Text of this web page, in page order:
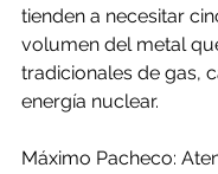
tienden a necesitar
volumen del metal
tradicionales de gas,
energía nuclear.
Máximo Pacheco: